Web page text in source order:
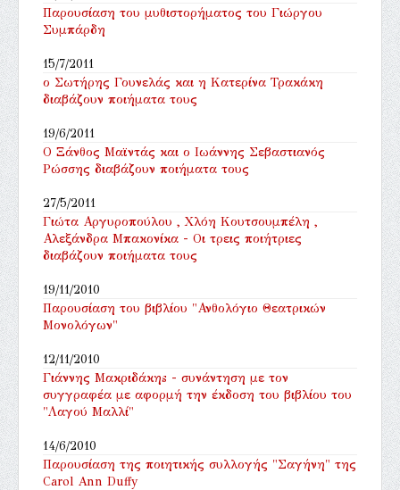
Παρουσίαση του μυθιστορήματος του Γιώργου
Συμπάρδη
15/7/2011
ο Σωτήρης Γουνελάς και η Κατερίνα Τρακάκη
διαβάζουν ποιήματα τους
19/6/2011
Ο Ξάνθος Μαϊντάς και ο Ιωάννης Σεβαστιανός
Ρώσσης διαβάζουν ποιήματα τους
27/5/2011
Γιώτα Αργυροπούλου , Χλόη Κουτσουμπέλη ,
Αλεξάνδρα Μπακονίκα - Οι τρεις ποιήτριες
διαβάζουν ποιήματα τους
19/11/2010
Παρουσίαση του βιβλίου "Ανθολόγιο Θεατρικών
Μονολόγων"
12/11/2010
Γιάννης Μακριδάκηs - συνάντηση με τον
συγγραφέα με αφορμή την έκδοση του βιβλίου του
"Λαγού Μαλλί"
14/6/2010
Παρουσίαση της ποιητικής συλλογής "Σαγήνη" της
Carol Ann Duffy